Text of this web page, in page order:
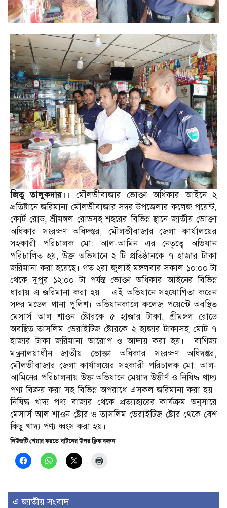
জিতু তালুকদার।।
মৌলভীবাজার ভোক্তা অধিকার আইনে ২
প্রতিষ্টানে জরিমানা মৌলভীবাজার সদর উপজেলার কলেজ পয়েন্ট,
কোর্ট রোড, শ্রীমঙ্গল রোডসহ শহরের বিভিন্ন স্থানে জাতীয় ভোক্তা
অধিকার সংরক্ষণ অধিদপ্তর, মৌলভীবাজার জেলা কার্যালয়ের
সহকারী পরিচালক মো: আল-আমিন এর নেতৃত্বে অভিযান
পরিচালিত হয়, উক্ত অভিযানে ২ টি প্রতিষ্ঠানকে ৭ হাজার টাকা
জরিমানা করা হয়েছে। গত ২রা জুলাই মঙ্গলবার সকাল ১০:০০ টা
থেকে দুপুর ১২:০০ টা পর্যন্ত ভোক্তা অধিকার আইনের বিভিন্ন
ধারায় এ জরিমানা করা হয়। এই অভিযানে সহযোগিতা করেন
সদর মডেল থানা পুলিশ। অভিযানকালে কলেজ পয়েন্টে অবস্থিত
মেসার্স আল শাওন ষ্টোরকে ৫ হাজার টাকা, শ্রীমঙ্গল রোডে
অবস্থিত তাসলিম ভেরাইটিজ ষ্টোরকে ২ হাজার টাকাসহ মোট ৭
হাজার টাকা জরিমানা আরোপ ও আদায় করা হয়। বাণিজ্য
মন্ত্রনালয়াধীন জাতীয় ভোক্তা অধিকার সংরক্ষণ অধিদপ্তর,
মৌলভীবাজার জেলা কার্যালয়ের সহকারী পরিচালক মো: আল-
আমিনের পরিচালনায় উক্ত অভিযানে মেয়াদ উত্তীর্ণ ও নিষিদ্ধ খাদ্য
পণ্য বিক্রয় করা সহ বিভিন্ন অপরাধে এসকল জরিমানা করা হয়।
নিষিদ্ধ খাদ্য পণ্য বাজার থেকে প্রত্যাহারের কার্যক্রম অনুসারে
মেসার্স আল শাওন ষ্টোর ও তাসলিম ভেরাইটিজ ষ্টোর থেকে বেশ
কিছু খাদ্য পণ্য ধ্বংস করা হয়।
নিউজটি শেয়ার করতে বাটনের উপর ক্লিক করুন
এ জাতীয় সংবাদ